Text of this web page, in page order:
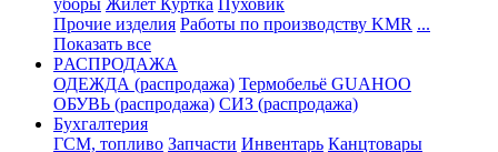
уборы Жилет Куртка Пуховик
Прочие изделия Работы по производству KMR ...
Показать все
PАСПРОДАЖА
ОДЕЖДА (распродажа) Термобельё GUAHOO
ОБУВЬ (распродажа) СИЗ (распродажа)
Бухгалтерия
ГСМ, топливо Запчасти Инвентарь Канцтовары